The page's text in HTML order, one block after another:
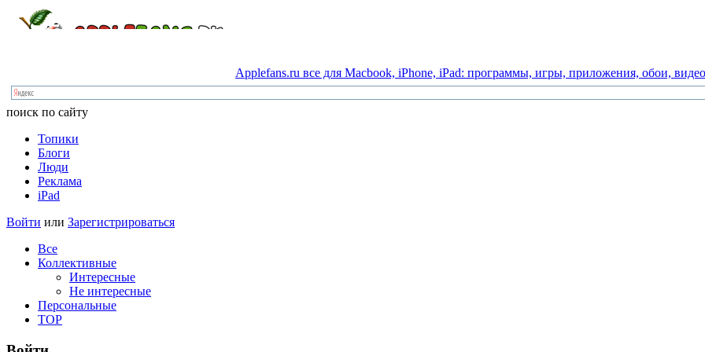
Applefans.ru все для Macbook, iPhone, iPad: программы, игры, приложения, обои, видео
поиск по сайту
Топики
Блоги
Люди
Реклама
iPad
Войти или Зарегистрироваться
Все
Коллективные
Интересные
Не интересные
Персональные
TOP